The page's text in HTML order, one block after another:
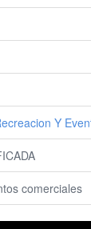
Y
comerciales